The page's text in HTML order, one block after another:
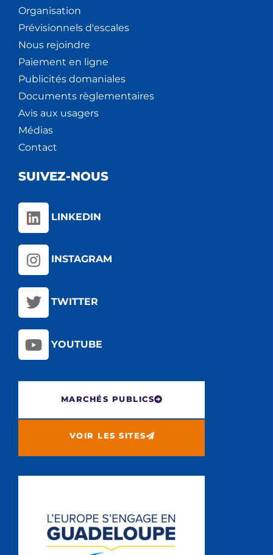
Organisation
Prévisionnels d'escales
Nous rejoindre
Paiement en ligne
Publicités domaniales
Documents règlementaires
Avis aux usagers
Médias
Contact
SUIVEZ-NOUS
LINKEDIN
INSTAGRAM
TWITTER
YOUTUBE
MARCHÉS PUBLICS
VOIR LES SITES